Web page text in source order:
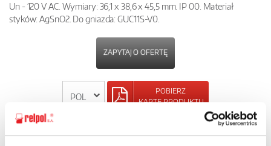
Un - 120 V AC. Wymiary: 36,1 x 38,6 x 45,5 mm. IP 00. Materiał
styków: AgSnO2. Do gniazda: GUC11S-V0.
ZAPYTAJ O OFERTĘ
POBIERZ
KARTĘ PRODUKTU
POWRÓT